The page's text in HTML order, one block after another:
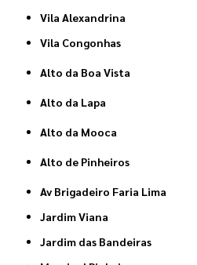
Vila Alexandrina
Vila Congonhas
Alto da Boa Vista
Alto da Lapa
Alto da Mooca
Alto de Pinheiros
Av Brigadeiro Faria Lima
Jardim Viana
Jardim das Bandeiras